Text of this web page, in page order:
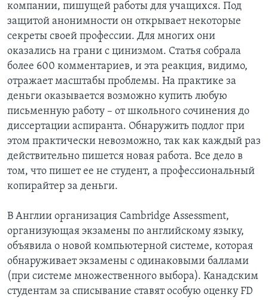
компании, пишущей работы для учащихся. Под
защитой анонимности он открывает некоторые
секреты своей профессии. Для многих они
оказались на грани с цинизмом. Статья собрала
более 600 комментариев, и эта реакция, видимо,
отражает масштабы проблемы. На практике за
деньги оказывается возможно купить любую
письменную работу – от школьного сочинения до
диссертации аспиранта. Обнаружить подлог при
этом практически невозможно, так как каждый раз
действительно пишется новая работа. Все дело в
том, что пишет ее не студент, а профессиональный
копирайтер за деньги.
В Англии организация Cambridge Assessment,
организующая экзамены по английскому языку,
объявила о новой компьютерной системе, которая
обнаруживает экзамены с одинаковыми баллами
(при системе множественного выбора). Канадским
студентам за списывание ставят особую оценку FD